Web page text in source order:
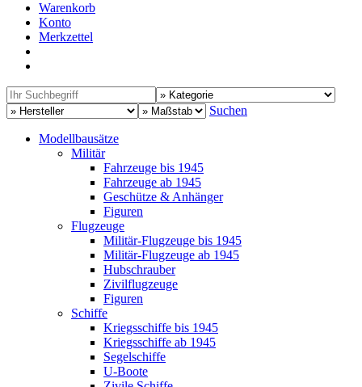
Warenkorb
Konto
Merkzettel
Suchen
Modellbausätze
Militär
Fahrzeuge bis 1945
Fahrzeuge ab 1945
Geschütze & Anhänger
Figuren
Flugzeuge
Militär-Flugzeuge bis 1945
Militär-Flugzeuge ab 1945
Hubschrauber
Zivilflugzeuge
Figuren
Schiffe
Kriegsschiffe bis 1945
Kriegsschiffe ab 1945
Segelschiffe
U-Boote